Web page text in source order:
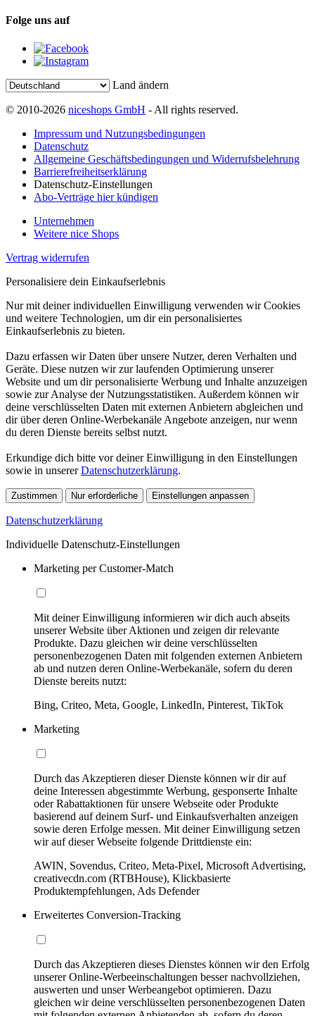
Folge uns auf
Land ändern
© 2010-2026 niceshops GmbH - All rights reserved.
Impressum und Nutzungsbedingungen
Datenschutz
Allgemeine Geschäftsbedingungen und Widerrufsbelehrung
Barrierefreiheitserklärung
Datenschutz-Einstellungen
Abo-Verträge hier kündigen
Unternehmen
Weitere nice Shops
Vertrag widerrufen
Personalisiere dein Einkaufserlebnis
Nur mit deiner individuellen Einwilligung verwenden wir Cookies
und weitere Technologien, um dir ein personalisiertes
Einkaufserlebnis zu bieten.
Dazu erfassen wir Daten über unsere Nutzer, deren Verhalten und
Geräte. Diese nutzen wir zur laufenden Optimierung unserer
Website und um dir personalisierte Werbung und Inhalte anzuzeigen
sowie zur Analyse der Nutzungsstatistiken. Außerdem können wir
deine verschlüsselten Daten mit externen Anbietern abgleichen und
dir über deren Online-Werbekanäle Angebote anzeigen, nur wenn
du deren Dienste bereits selbst nutzt.
Erkundige dich bitte vor deiner Einwilligung in den Einstellungen
sowie in unsererDatenschutzerklärung.
Zustimmen Nur erforderliche Einstellungen anpassen
Datenschutzerklärung
Individuelle Datenschutz-Einstellungen
Marketing per Customer-Match
Mit deiner Einwilligung informieren wir dich auch abseits
unserer Website über Aktionen und zeigen dir relevante
Produkte. Dazu gleichen wir deine verschlüsselten
personenbezogenen Daten mit folgenden externen Anbietern
ab und nutzen deren Online-Werbekanäle, sofern du deren
Dienste bereits nutzt:
Bing, Criteo, Meta, Google, LinkedIn, Pinterest, TikTok
Marketing
Durch das Akzeptieren dieser Dienste können wir dir auf
deine Interessen abgestimmte Werbung, gesponserte Inhalte
oder Rabattaktionen für unsere Webseite oder Produkte
basierend auf deinem Surf- und Einkaufsverhalten anzeigen
sowie deren Erfolge messen. Mit deiner Einwilligung setzen
wir auf dieser Webseite folgende Drittdienste ein:
AWIN, Sovendus, Criteo, Meta-Pixel, Microsoft Advertising,
creativecdn.com (RTBHouse), Klickbasierte
Produktempfehlungen, Ads Defender
Erweitertes Conversion-Tracking
Durch das Akzeptieren dieses Dienstes können wir den Erfolg
unserer Online-Werbeeinschaltungen besser nachvollziehen,
auswerten und unser Werbeangebot optimieren. Dazu
gleichen wir deine verschlüsselten personenbezogenen Daten